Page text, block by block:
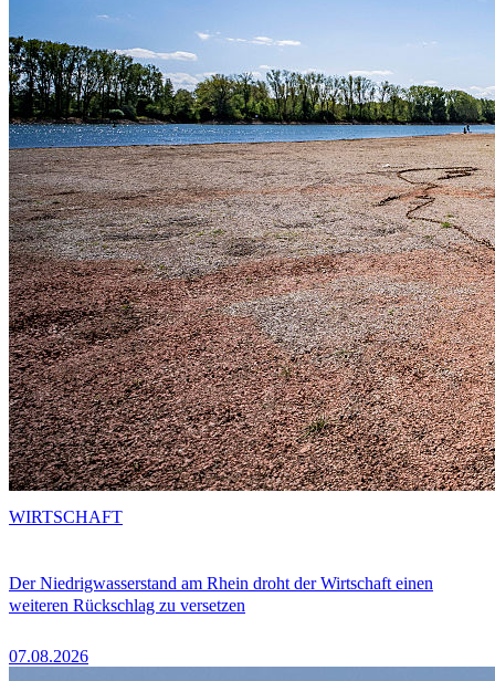
Der Niedrigwasserstand am Rhein droht der Wirtschaft einen
weiteren Rückschlag zu versetzen
07.08.2026
WIRTSCHAFT